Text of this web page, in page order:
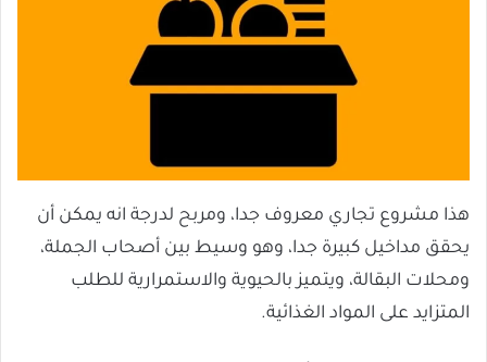
هذا مشروع تجاري معروف جدا، ومربح لدرجة انه يمكن أن
يحقق مداخيل كبيرة جدا، وهو وسيط بين أصحاب الجملة،
ومحلات البقالة، ويتميز بالحيوية والاستمرارية للطلب
المتزايد على المواد الغذائية.